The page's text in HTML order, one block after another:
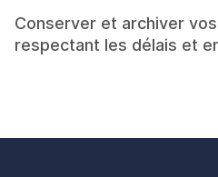
Conserver et archiver
respectant les délais et